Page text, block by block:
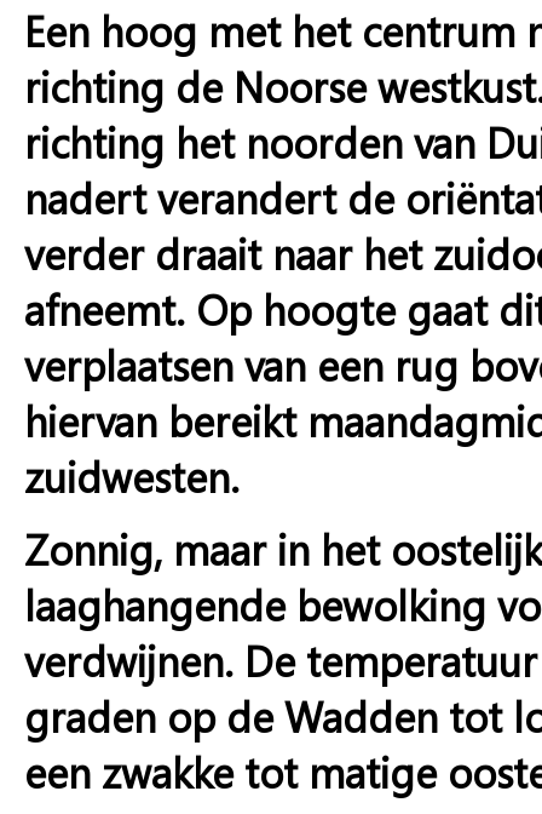
Een hoog met het centrum
richting de Noorse
richting het noorden van
nadert verandert de
verder draait naar het
afneemt. Op hoogte gaat
verplaatsen van een rug
hiervan bereikt
zuidwesten.
Zonnig, maar in het
laaghangende bewolking
verdwijnen. De
graden op de Wadden tot
een zwakke tot matige